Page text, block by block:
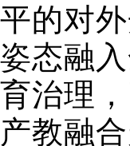
平的对
姿态融
育治理
产教融